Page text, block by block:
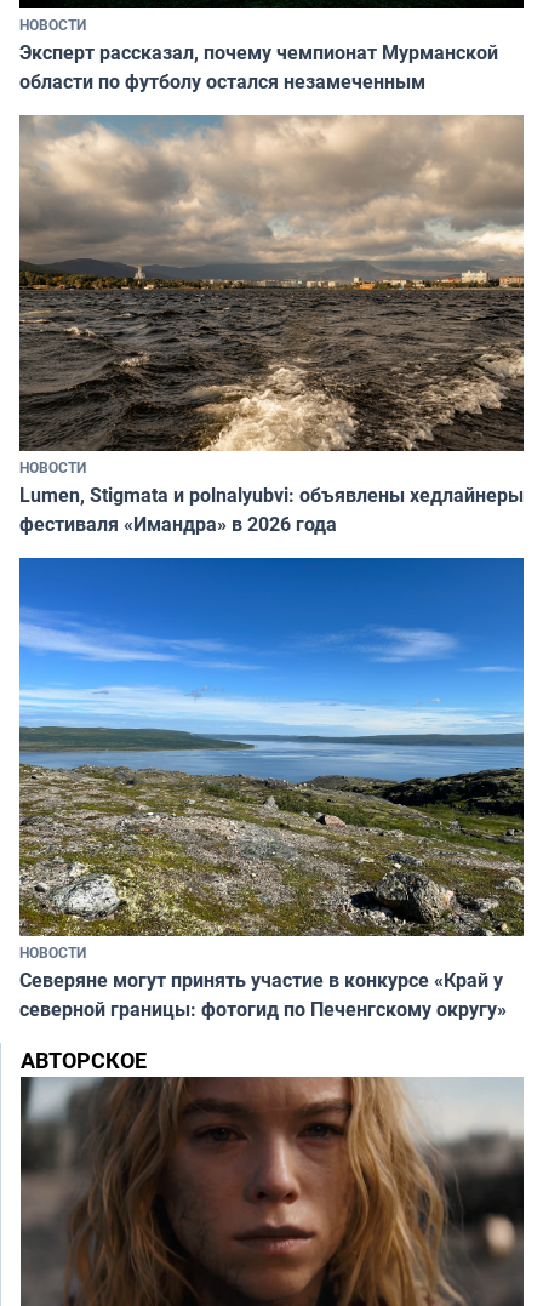
НОВОСТИ
Эксперт рассказал, почему чемпионат Мурманской
области по футболу остался незамеченным
НОВОСТИ
Lumen, Stigmata и polnalyubvi: объявлены хедлайнеры
фестиваля «Имандра» в 2026 года
НОВОСТИ
Северяне могут принять участие в конкурсе «Край у
северной границы: фотогид по Печенгскому округу»
АВТОРСКОЕ